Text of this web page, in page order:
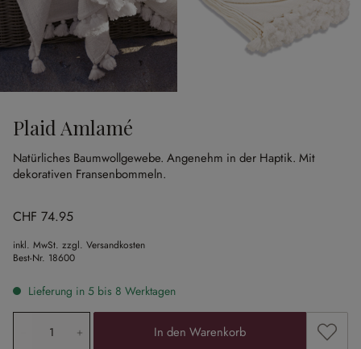
Plaid Amlamé
Natürliches Baumwollgewebe. Angenehm in der Haptik. Mit
dekorativen Fransenbommeln.
CHF 74.95
inkl. MwSt. zzgl. Versandkosten
Best-Nr. 18600
Lieferung in 5 bis 8 Werktagen
Produkt Anzahl: Gib den gewünschten Wert ein oder
In den Warenkorb Zum